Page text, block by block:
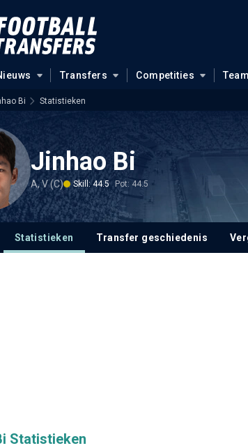
Transfers Competities
Bi Statistieken
Jinhao Bi
A, V (C) Skill: 44.5 Pot: 44.5
Statistieken Transfer geschiedenis
Statistieken